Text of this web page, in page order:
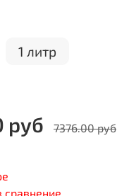
1 литр
руб 7376.00 руб
сравнение